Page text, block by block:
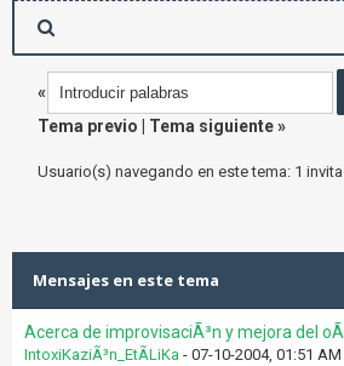
«
Tema previo
Tema siguiente»
Usuario(s) navegando en este tema: 1
Mensajes en este tema
Acerca de improvisaciÃ³n y mejora del
IntoxiKaziÃ³n_EtÃ­LiKa - 07-10-2004, 01:51 AM